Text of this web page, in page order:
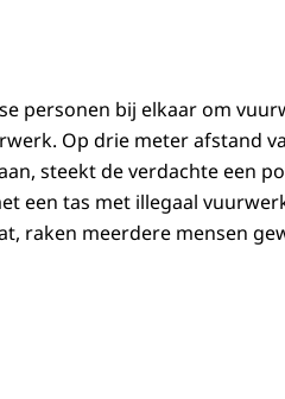
personen bij elkaar om
Op drie meter afstand
steekt de verdachte een
een tas met illegaal
raken meerdere mensen